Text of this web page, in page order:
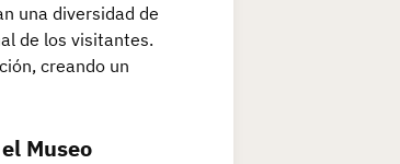
una diversidad de
de los visitantes.
creando un
Museo